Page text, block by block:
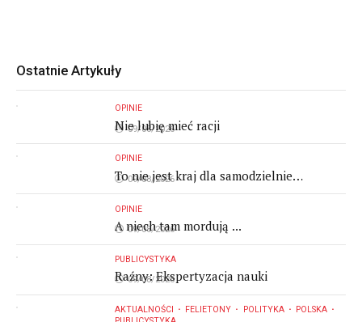
Ostatnie Artykuły
OPINIE
Nie lubię mieć racji
09/08/2026
OPINIE
To nie jest kraj dla samodzielnie
myślących ludzi
09/08/2026
OPINIE
A niech tam mordują ...
09/08/2026
PUBLICYSTYKA
Raźny: Ekspertyzacja nauki
09/08/2026
AKTUALNOŚCI FELIETONY POLITYKA
POLSKA